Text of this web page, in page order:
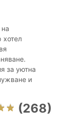
хотел
за уютна
и
(268)